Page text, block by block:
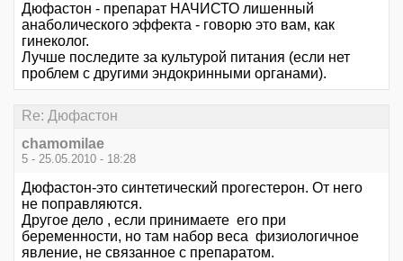
Дюфастон - препарат НАЧИСТО лишенный
анаболического эффекта - говорю это вам, как
гинеколог.
Лучше последите за культурой питания (если нет
проблем с другими эндокринными органами).
Re: Дюфастон
chamomilae
5 - 25.05.2010 - 18:28
Дюфастон-это синтетический прогестерон. От него
не поправляются.
Другое дело , если принимаете его при
беременности, но там набор веса физиологичное
явление, не связанное с препаратом.